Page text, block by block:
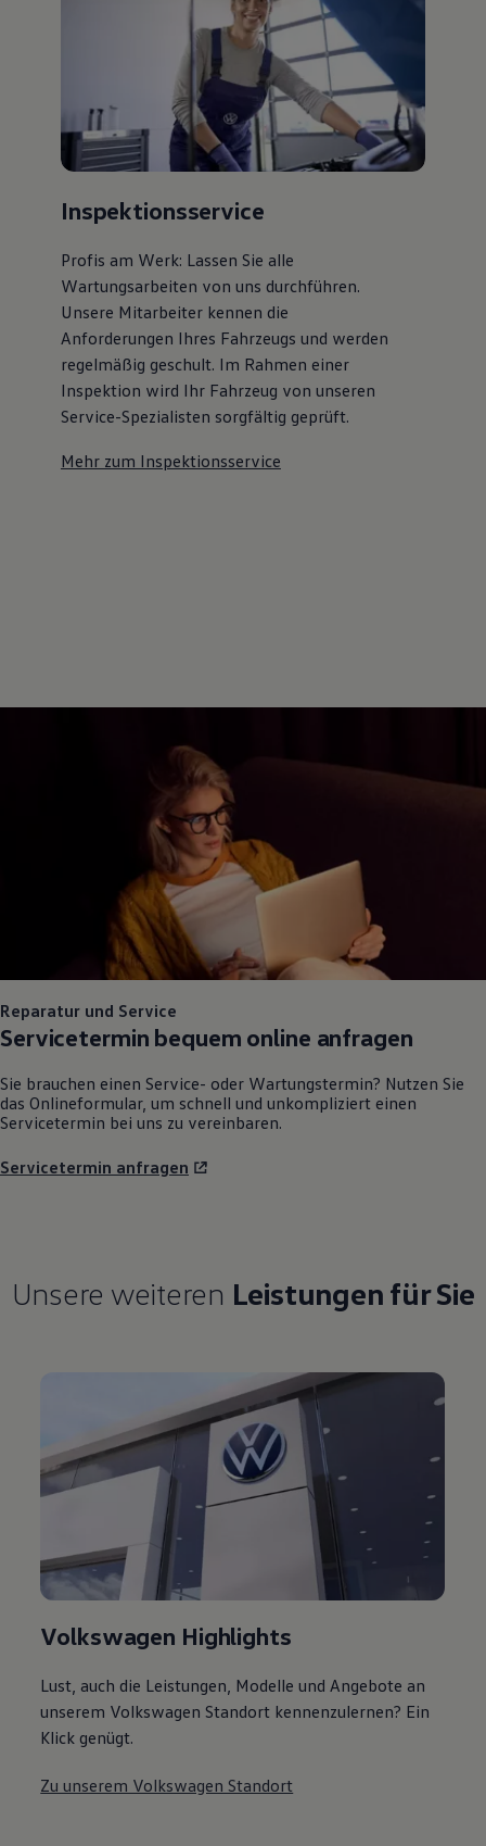
Fahrzeugabholung ab Werk
Inspektionsservice
Profis am Werk: Lassen Sie alle
Wartungsarbeiten von uns durchführen.
Unsere Mitarbeiter kennen die
Anforderungen Ihres Fahrzeugs und werden
regelmäßig geschult. Im Rahmen einer
Inspektion wird Ihr Fahrzeug von unseren
Service-Spezialisten sorgfältig geprüft.
Mehr zum Inspektionsservice
Reparatur und Service
Servicetermin bequem online anfragen
Sie brauchen einen Service- oder Wartungstermin? Nutzen Sie
das Onlineformular, um schnell und unkompliziert einen
Servicetermin bei uns zu vereinbaren.
Servicetermin anfragen
Unsere weiteren Leistungen für Sie
Volkswagen Highlights
Lust, auch die Leistungen, Modelle und Angebote an
unserem Volkswagen Standort kennenzulernen? Ein
Klick genügt.
Zu unserem Volkswagen Standort